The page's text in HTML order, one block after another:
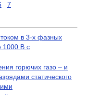
7
в 3-х фазных
1000 В с
горючих газо – и
статического